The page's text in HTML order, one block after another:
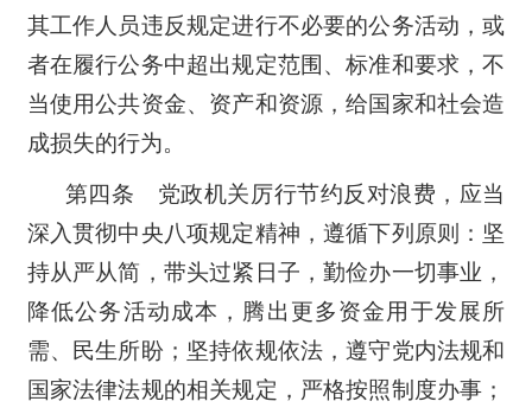
其工作人员违反规定进行不必要的公务活动，或
者在履行公务中超出规定范围、标准和要求，不
当使用公共资金、资产和资源，给国家和社会造
成损失的行为。
第四条 党政机关厉行节约反对浪费，应当
深入贯彻中央八项规定精神，遵循下列原则：坚
持从严从简，带头过紧日子，勤俭办一切事业，
降低公务活动成本，腾出更多资金用于发展所
需、民生所盼；坚持依规依法，遵守党内法规和
国家法律法规的相关规定，严格按照制度办事；